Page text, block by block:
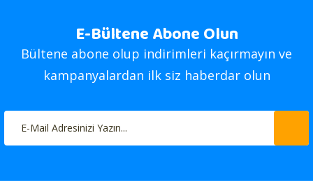
E-Bültene Abone Olun
Bültene abone olup indirimleri kaçırmayın ve
kampanyalardan ilk siz haberdar olun